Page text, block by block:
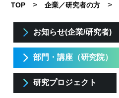
TOP > 企業／研究者の方 >
お知らせ(企業/研究者)
部門・講座（研究院）
研究プロジェクト